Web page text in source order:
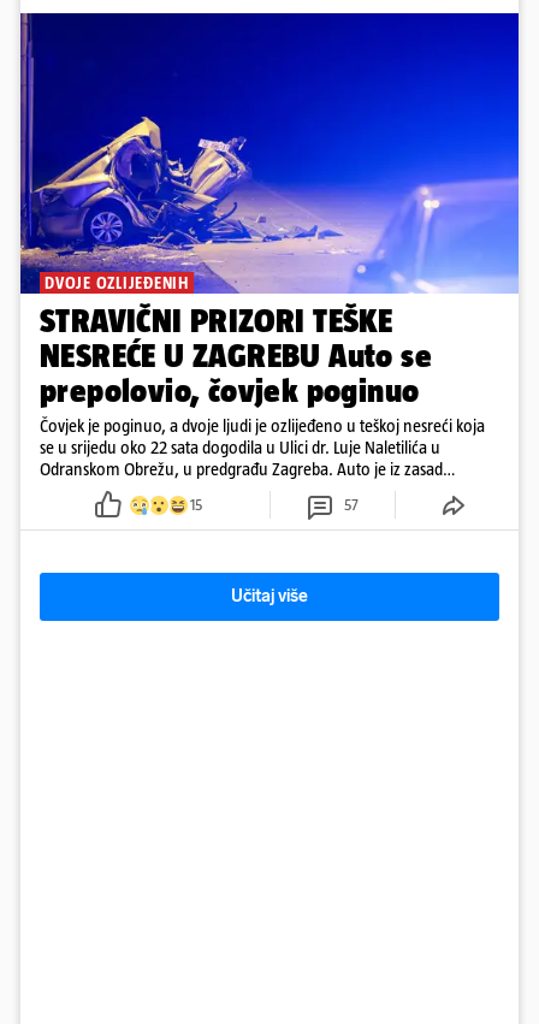
DVOJE OZLIJEĐENIH
STRAVIČNI PRIZORI TEŠKE
NESREĆE U ZAGREBU Auto se
prepolovio, čovjek poginuo
Čovjek je poginuo, a dvoje ljudi je ozlijeđeno u teškoj nesreći koja
se u srijedu oko 22 sata dogodila u Ulici dr. Luje Naletilića u
Odranskom Obrežu, u predgrađu Zagreba. Auto je iz zasad
neutvrđenih razloga sletio s kolnika, a od siline udara vozilo se
prepolovilo.
15 57
Učitaj više